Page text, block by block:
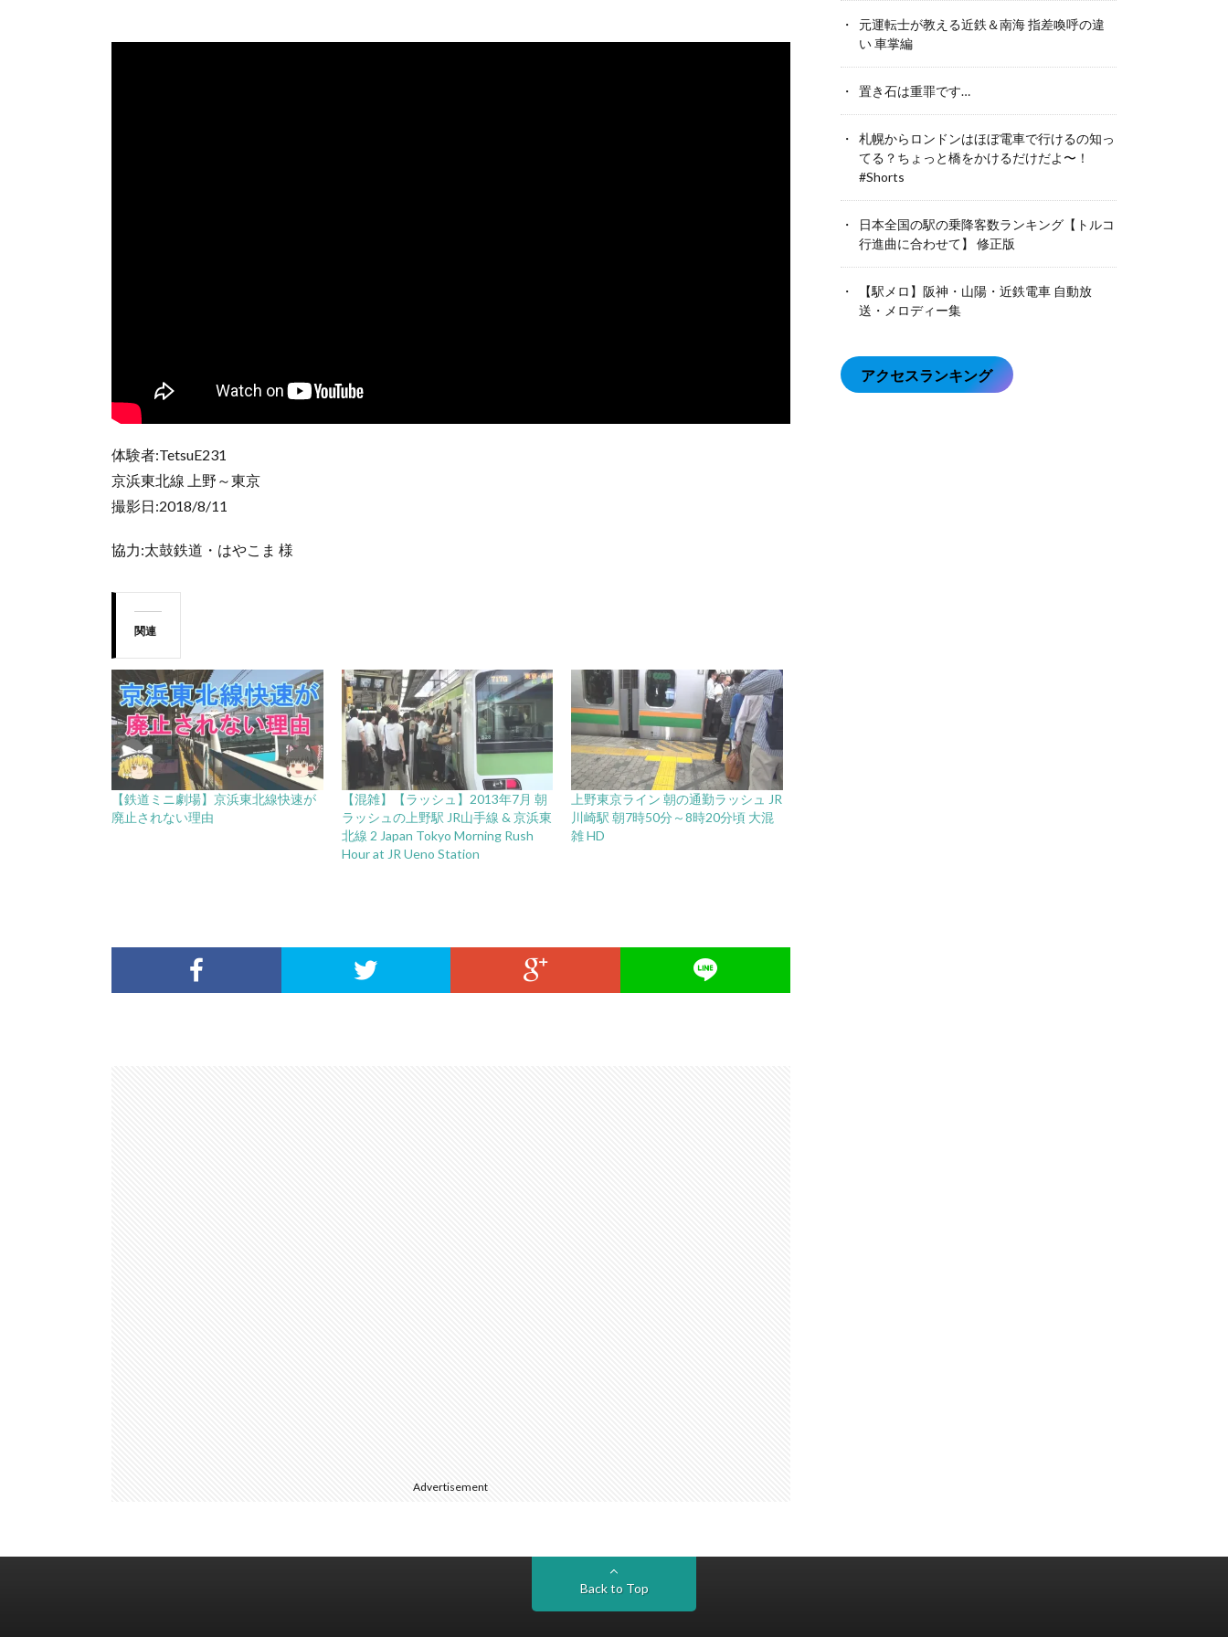
体験者:TetsuE231
京浜東北線 上野～東京
撮影日:2018/8/11
協力:太鼓鉄道・はやこま 様
関連
【鉄道ミニ劇場】京浜東北線快速が
廃止されない理由
【混雑】【ラッシュ】2013年7月 朝
ラッシュの上野駅 JR山手線 & 京浜東
北線 2 Japan Tokyo Morning Rush
Hour at JR Ueno Station
上野東京ライン 朝の通勤ラッシュ JR
川崎駅 朝7時50分～8時20分頃 大混
雑 HD
Advertisement
元運転士が教える近鉄＆南海 指差喚呼の違
い 車掌編
置き石は重罪です…
札幌からロンドンはほぼ電車で行けるの知っ
てる？ちょっと橋をかけるだけだよ〜！
#Shorts
日本全国の駅の乗降客数ランキング【トルコ
行進曲に合わせて】 修正版
【駅メロ】阪神・山陽・近鉄電車 自動放
送・メロディー集
アクセスランキング
Back to Top